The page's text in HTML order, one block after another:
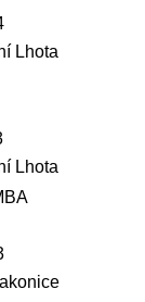
Lhota
Lhota